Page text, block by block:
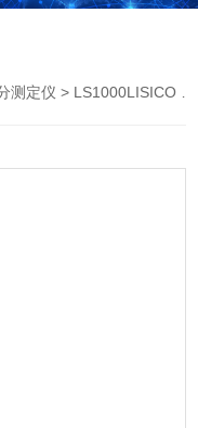
测定仪 > LS1000LISICO 乐思科 在线近红外水分测定仪